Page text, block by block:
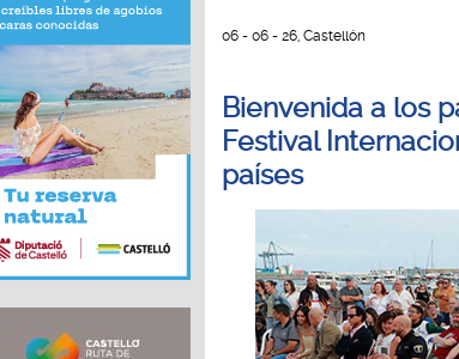
06 - 06 - 26, Castellón
Bienvenida a los
Festival
países